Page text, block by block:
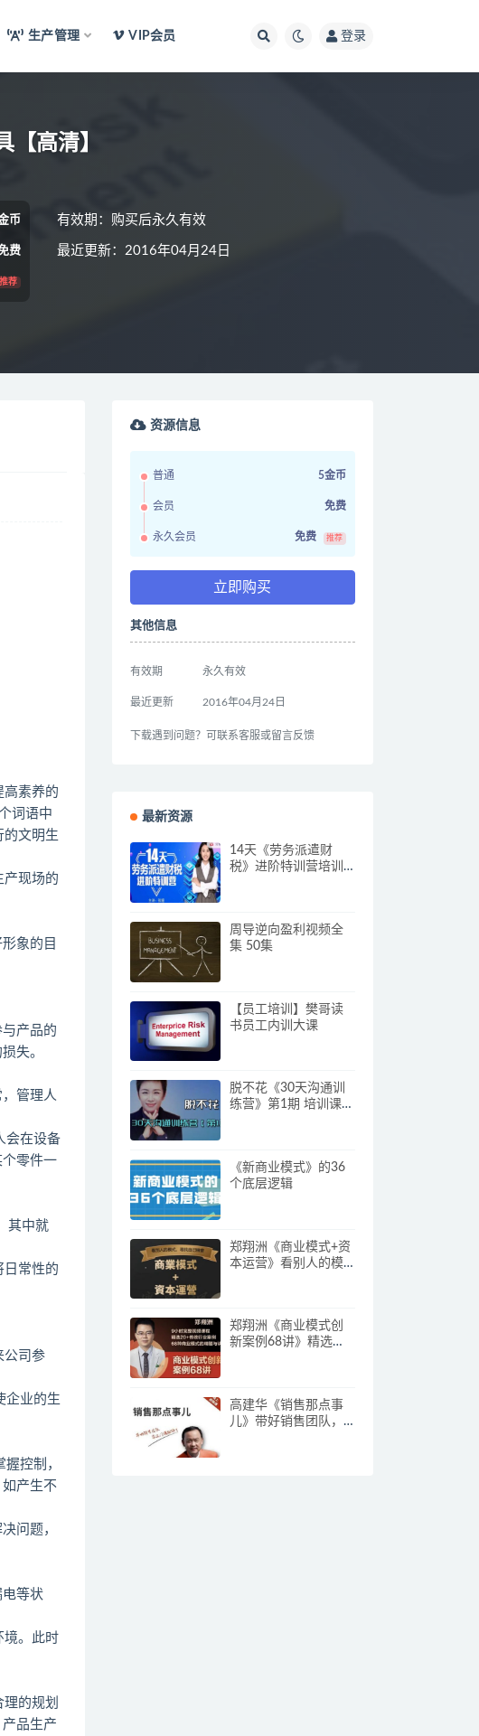
生产管理 VIP会员 登录
【高清】
币
费
推荐
有效期：购买后永久有效
最近更新：2016年04月24日
高素养的
词语中
的文明生
产现场的
象的目
产品的
失。
管理人
会在设备
零件一
其中就
日常性的
公司参
企业的生
控制，
产生不
问题，
等状
境。此时
的规划
品生产
资源信息
普通 5金币
会员 免费
永久会员 免费 推荐
立即购买
其他信息
有效期 永久有效
最近更新 2016年04月24日
下载遇到问题？可联系客服或留言反馈
最新资源
14天《劳务派遣财
税》进阶特训营培训
周导逆向盈利视频全
集 50集
【员工培训】樊哥读
书员工内训大课
脱不花《30天沟通训
练营》第1期 培训课程
《新商业模式》的36
个底层逻辑
郑翔洲《商业模式+资
本运营》看别人的模
郑翔洲《商业模式创
新案例68讲》精选
高建华《销售那点事
儿》带好销售团队，